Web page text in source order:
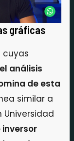
gráficas
cuyas
el análisis
de esta
similar a
inversor